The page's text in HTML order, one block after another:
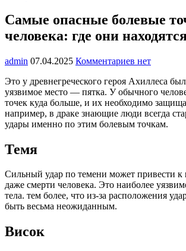
Самые опасные болевые
человека: где они
admin 07.04.2025 Комментариев нет
Это у древнегреческого героя Ахиллеса
уязвимое место — пятка. У обычного
точек куда больше, и их необходимо
например, в драке знающие люди всегда
удары именно по этим болевым точкам.
Темя
Сильный удар по темени может привести к
даже смерти человека. Это наиболее
тела. тем более, что из-за расположения
быть весьма неожиданным.
Висок